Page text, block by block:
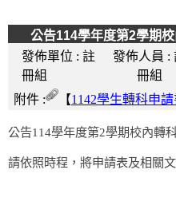
公告114學年度第2學期
發佈單位 : 註
冊組
發佈人員 :
冊組
附件 :
【1142學生轉科申
公告114學年度第2學期校內轉
請依照時程，將申請表及相關